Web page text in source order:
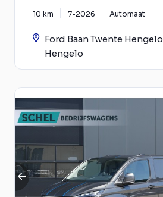
10 km 7-2026 Automaat
Ford Baan Twente Hengelo
Hengelo